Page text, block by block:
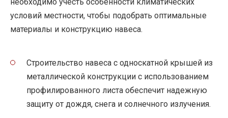
необходимо учесть особенности климатических
условий местности, чтобы подобрать оптимальные
материалы и конструкцию навеса.
Строительство навеса с односкатной крышей из
металлической конструкции с использованием
профилированного листа обеспечит надежную
защиту от дождя, снега и солнечного излучения.